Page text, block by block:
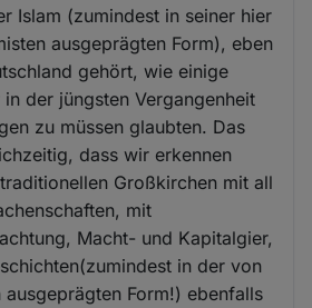
Islam (zumindest in seiner hier
ausgeprägten Form), eben
gehört, wie einige
der jüngsten Vergangenheit
zu müssen glaubten. Das
dass wir erkennen
Großkirchen mit all
mit
Macht- und Kapitalgier,
in der von
Form!) ebenfalls